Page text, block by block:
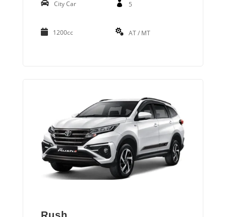
City Car 5
1200cc AT / MT